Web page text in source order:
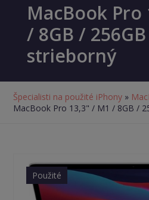
MacBook Pro
/ 8GB /
strieborný
Špecialisti na použité iPhony »
MacBook Pro 13,3" / M1 / 8GB /
Použité